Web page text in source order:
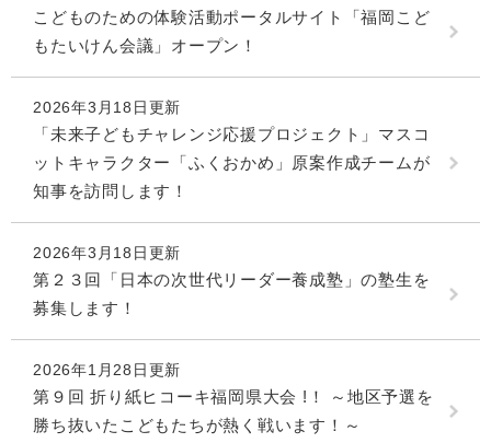
こどものための体験活動ポータルサイト「福岡こど
もたいけん会議」オープン！
2026年3月18日更新
「未来子どもチャレンジ応援プロジェクト」マスコ
ットキャラクター「ふくおかめ」原案作成チームが
知事を訪問します！
2026年3月18日更新
第２３回「日本の次世代リーダー養成塾」の塾生を
募集します！
2026年1月28日更新
第９回 折り紙ヒコーキ福岡県大会 !！ ～地区予選を
勝ち抜いたこどもたちが熱く戦います！～